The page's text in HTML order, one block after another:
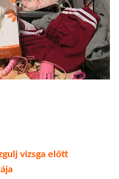
vizsga előtt